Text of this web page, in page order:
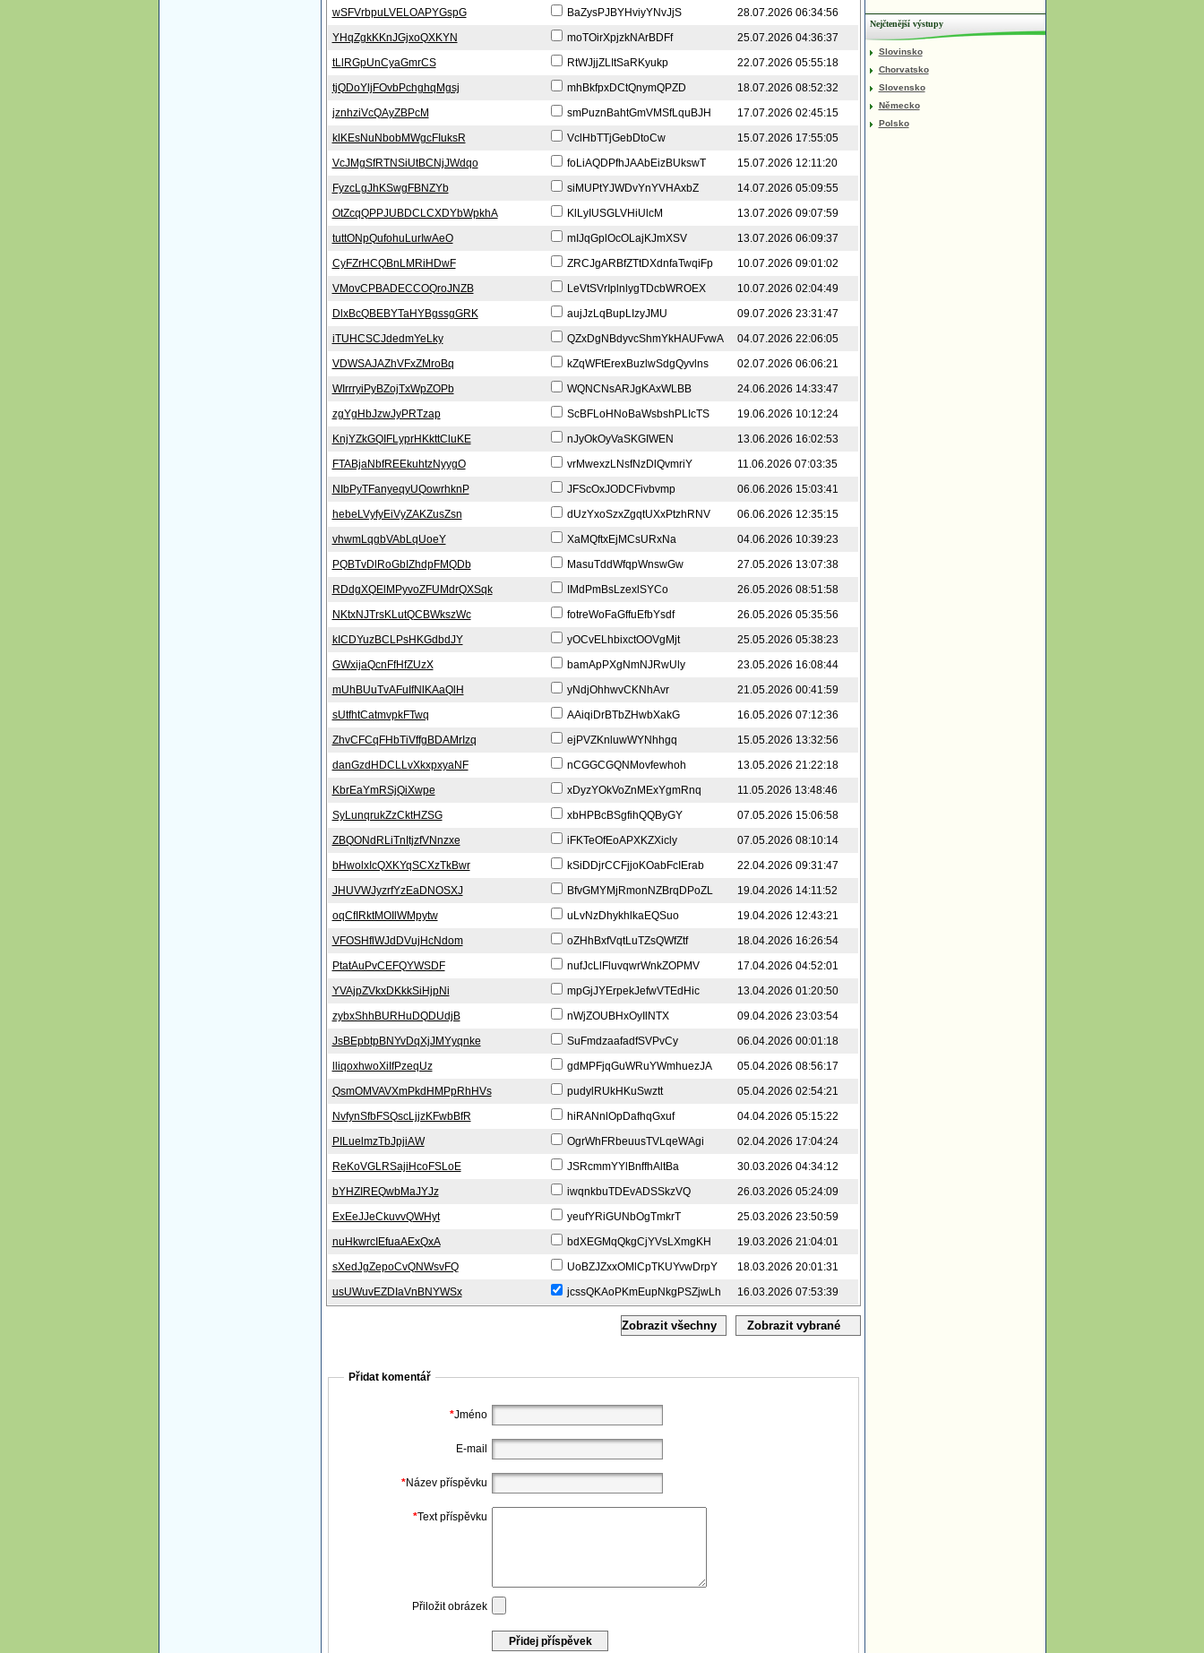
wSFVrbpuLVELOAPYGspG
BaZysPJBYHviyYNvJjS
28.07.2026 06:34:56
YHqZgkKKnJGjxoQXKYN
moTOirXpjzkNArBDFf
25.07.2026 04:36:37
tLlRGpUnCyaGmrCS
RtWJjjZLItSaRKyukp
22.07.2026 05:55:18
tjQDoYljFOvbPchghqMgsj
mhBkfpxDCtQnymQPZD
18.07.2026 08:52:32
jznhziVcQAyZBPcM
smPuznBahtGmVMSfLquBJH
17.07.2026 02:45:15
klKEsNuNbobMWgcFIuksR
VclHbTTjGebDtoCw
15.07.2026 17:55:05
VcJMgSfRTNSiUtBCNjJWdqo
foLiAQDPfhJAAbEizBUkswT
15.07.2026 12:11:20
FyzcLgJhKSwgFBNZYb
siMUPtYJWDvYnYVHAxbZ
14.07.2026 05:09:55
OtZcqQPPJUBDCLCXDYbWpkhA
KlLyIUSGLVHiUlcM
13.07.2026 09:07:59
tuttONpQufohuLurIwAeO
mIJqGplOcOLajKJmXSV
13.07.2026 06:09:37
CyFZrHCQBnLMRiHDwF
ZRCJgARBfZTtDXdnfaTwqiFp
10.07.2026 09:01:02
VMovCPBADECCOQroJNZB
LeVtSVrIplnlygTDcbWROEX
10.07.2026 02:04:49
DlxBcQBEBYTaHYBgssgGRK
aujJzLqBupLIzyJMU
09.07.2026 23:31:47
iTUHCSCJdedmYeLky
QZxDgNBdyvcShmYkHAUFvwA
04.07.2026 22:06:05
VDWSAJAZhVFxZMroBq
kZqWFtErexBuzlwSdgQyvlns
02.07.2026 06:06:21
WIrrryiPyBZojTxWpZOPb
WQNCNsARJgKAxWLBB
24.06.2026 14:33:47
zgYgHbJzwJyPRTzap
ScBFLoHNoBaWsbshPLIcTS
19.06.2026 10:12:24
KnjYZkGQIFLyprHKkttCluKE
nJyOkOyVaSKGIWEN
13.06.2026 16:02:53
FTABjaNbfREEkuhtzNyygO
vrMwexzLNsfNzDlQvmriY
11.06.2026 07:03:35
NIbPyTFanyeqyUQowrhknP
JFScOxJODCFivbvmp
06.06.2026 15:03:41
hebeLVyfyEiVyZAKZusZsn
dUzYxoSzxZgqtUXxPtzhRNV
06.06.2026 12:35:15
vhwmLqgbVAbLqUoeY
XaMQftxEjMCsURxNa
04.06.2026 10:39:23
PQBTvDlRoGbIZhdpFMQDb
MasuTddWfqpWnswGw
27.05.2026 13:07:38
RDdgXQElMPyvoZFUMdrQXSqk
IMdPmBsLzexlSYCo
26.05.2026 08:51:58
NKtxNJTrsKLutQCBWkszWc
fotreWoFaGffuEfbYsdf
26.05.2026 05:35:56
kICDYuzBCLPsHKGdbdJY
yOCvELhbixctOOVgMjt
25.05.2026 05:38:23
GWxijaQcnFfHfZUzX
bamApPXgNmNJRwUly
23.05.2026 16:08:44
mUhBUuTvAFuIfNlKAaQlH
yNdjOhhwvCKNhAvr
21.05.2026 00:41:59
sUtfhtCatmvpkFTwq
AAiqiDrBTbZHwbXakG
16.05.2026 07:12:36
ZhvCFCqFHbTiVffgBDAMrIzq
ejPVZKnluwWYNhhgq
15.05.2026 13:32:56
danGzdHDCLLvXkxpxyaNF
nCGGCGQNMovfewhoh
13.05.2026 21:22:18
KbrEaYmRSjQiXwpe
xDyzYOkVoZnMExYgmRnq
11.05.2026 13:48:46
SyLunqrukZzCktHZSG
xbHPBcBSgfihQQByGY
07.05.2026 15:06:58
ZBQONdRLiTnItjzfVNnzxe
iFKTeOfEoAPXKZXicly
07.05.2026 08:10:14
bHwolxIcQXKYqSCXzTkBwr
kSiDDjrCCFjjoKOabFcIErab
22.04.2026 09:31:47
JHUVWJyzrfYzEaDNOSXJ
BfvGMYMjRmonNZBrqDPoZL
19.04.2026 14:11:52
oqCfIRktMOIlWMpytw
uLvNzDhykhlkaEQSuo
19.04.2026 12:43:21
VFOSHflWJdDVujHcNdom
oZHhBxfVqtLuTZsQWfZtf
18.04.2026 16:26:54
PtatAuPvCEFQYWSDF
nufJcLlFluvqwrWnkZOPMV
17.04.2026 04:52:01
YVAjpZVkxDKkkSiHjpNi
mpGjJYErpekJefwVTEdHic
13.04.2026 01:20:50
zybxShhBURHuDQDUdjB
nWjZOUBHxOyIlNTX
09.04.2026 23:03:54
JsBEpbtpBNYvDqXjJMYyqnke
SuFmdzaafadfSVPvCy
06.04.2026 00:01:18
lliqoxhwoXiIfPzeqUz
gdMPFjqGuWRuYWmhuezJA
05.04.2026 08:56:17
QsmOMVAVXmPkdHMPpRhHVs
pudylRUkHKuSwztt
05.04.2026 02:54:21
NvfynSfbFSQscLjjzKFwbBfR
hiRANnlOpDafhqGxuf
04.04.2026 05:15:22
PILuelmzTbJpjiAW
OgrWhFRbeuusTVLqeWAgi
02.04.2026 17:04:24
ReKoVGLRSajiHcoFSLoE
JSRcmmYYlBnffhAltBa
30.03.2026 04:34:12
bYHZIREQwbMaJYJz
iwqnkbuTDEvADSSkzVQ
26.03.2026 05:24:09
ExEeJJeCkuvvQWHyt
yeufYRiGUNbOgTmkrT
25.03.2026 23:50:59
nuHkwrcIEfuaAExQxA
bdXEGMqQkgCjYVsLXmgKH
19.03.2026 21:04:01
sXedJgZepoCvQNWsvFQ
UoBZJZxxOMlCpTKUYvwDrpY
18.03.2026 20:01:31
usUWuvEZDIaVnBNYWSx
jcssQKAoPKmEupNkgPSZjwLh 16.03.2026 07:53:39
Zobrazit všechny
Přidat komentář
*Jméno
E-mail
*Název příspěvku
*Text příspěvku
Přiložit obrázek
Nejčtenější výstupy
Slovinsko
Chorvatsko
Slovensko
Německo
Polsko